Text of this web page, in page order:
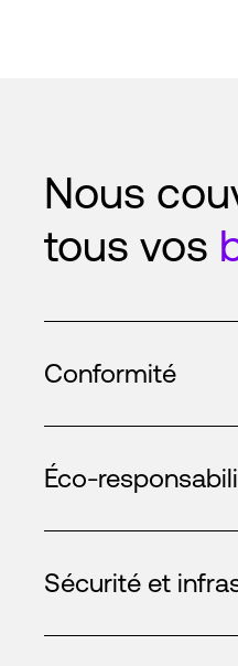
Nous
tous vos
Conformité
Éco-
Sécurité et